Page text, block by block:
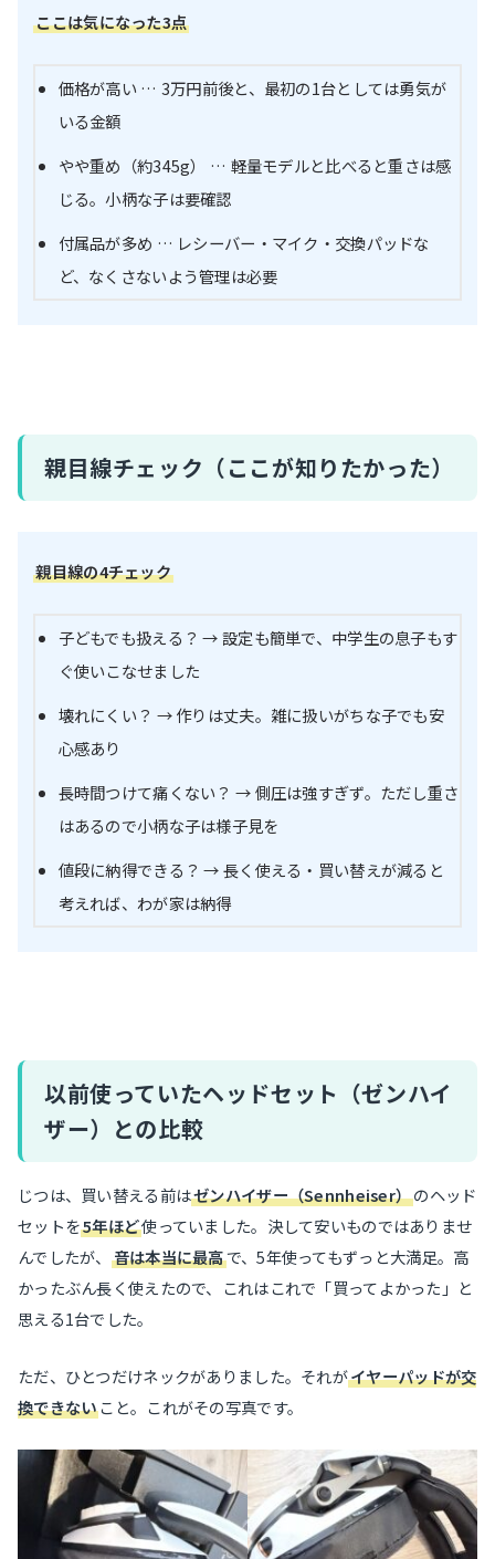
ここは気になった3点
価格が高い … 3万円前後と、最初の1台としては勇気が
いる金額
やや重め（約345g） … 軽量モデルと比べると重さは感
じる。小柄な子は要確認
付属品が多め … レシーバー・マイク・交換パッドな
ど、なくさないよう管理は必要
親目線チェック（ここが知りたかった）
親目線の4チェック
子どもでも扱える？ → 設定も簡単で、中学生の息子もす
ぐ使いこなせました
壊れにくい？ → 作りは丈夫。雑に扱いがちな子でも安
心感あり
長時間つけて痛くない？ → 側圧は強すぎず。ただし重さ
はあるので小柄な子は様子見を
値段に納得できる？ → 長く使える・買い替えが減ると
考えれば、わが家は納得
以前使っていたヘッドセット（ゼンハイ
ザー）との比較
じつは、買い替える前はゼンハイザー（Sennheiser）のヘッド
セットを5年ほど使っていました。決して安いものではありませ
んでしたが、 音は本当に最高で、5年使ってもずっと大満足。高
かったぶん長く使えたので、これはこれで「買ってよかった」と
思える1台でした。
ただ、ひとつだけネックがありました。それがイヤーパッドが交
換できないこと。これがその写真です。